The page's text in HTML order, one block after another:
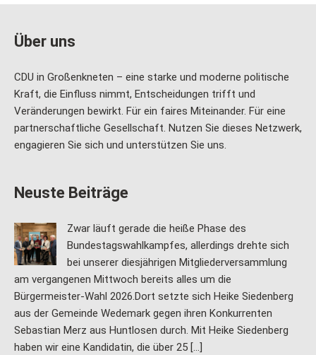
Über uns
CDU in Großenkneten – eine starke und moderne politische
Kraft, die Einfluss nimmt, Entscheidungen trifft und
Veränderungen bewirkt. Für ein faires Miteinander. Für eine
partnerschaftliche Gesellschaft. Nutzen Sie dieses Netzwerk,
engagieren Sie sich und unterstützen Sie uns.
Neuste Beiträge
Zwar läuft gerade die heiße Phase des
Bundestagswahlkampfes, allerdings drehte sich
bei unserer diesjährigen Mitgliederversammlung
am vergangenen Mittwoch bereits alles um die
Bürgermeister-Wahl 2026.Dort setzte sich Heike Siedenberg
aus der Gemeinde Wedemark gegen ihren Konkurrenten
Sebastian Merz aus Huntlosen durch. Mit Heike Siedenberg
haben wir eine Kandidatin, die über 25 […]